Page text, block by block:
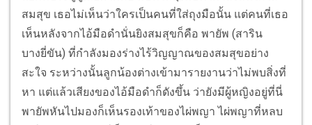
สมสุข เธอไม่เห็นว่าใครเป็นคนที่ใส่ถุงมือนั้น แต่คนที่เธอ
เห็นหลังจากไอ้มือดำนั่นยิงสมสุขก็คือ พายัพ (สาริน
บางยี่ขัน) ที่กำลังมองร่างไร้วิญญาณของสมสุขอย่าง
สะใจ ระหว่างนั้นลูกน้องต่างเข้ามารายงานว่าไม่พบสิ่งที่
หา แต่แล้วเสียงของไอ้มือดำก็ดังขึ้น ว่ายังมีผู้หญิงอยู่ที่นี่
พายัพหันไปมองก็เห็นรองเท้าของไผ่พญา ไผ่พญาที่หลบ